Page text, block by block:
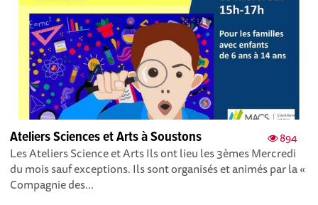
894
Ateliers Sciences et Arts à Soustons
Les Ateliers Science et Arts Ils ont lieu les 3èmes Mercredi
du mois sauf exceptions. Ils sont organisés et animés par la «
Compagnie des...